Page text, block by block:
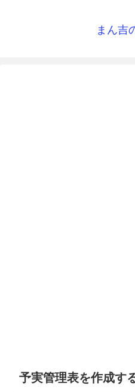
まん吉
予実管理表を作成す